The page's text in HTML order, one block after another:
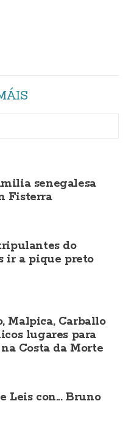
senegalesa
Fisterra
do
ir a pique preto
Malpica, Carballo
lugares para
Costa da Morte
Leis con... Bruno